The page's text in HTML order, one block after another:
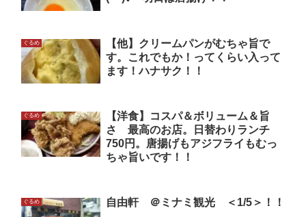
ぐるめ
【他】クリームパンがむちゃ旨で
す。これでもか！ってくらい入って
ます！ハナサク！！
ぐるめ
【洋食】コスパ＆ボリューム＆旨
さ 最高のお店。日替わりランチ
750円。唐揚げもアジフライもむっ
ちゃ旨いです！！
ぐるめ 自由軒 ＠ミナミ観光 ＜1/5＞！！